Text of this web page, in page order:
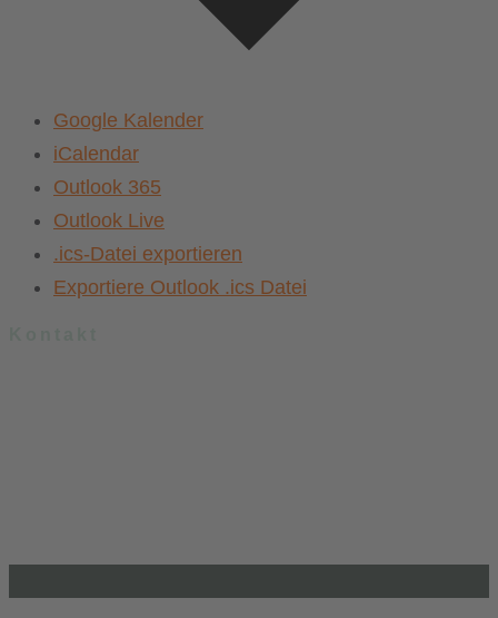
Google Kalender
iCalendar
Outlook 365
Outlook Live
.ics-Datei exportieren
Exportiere Outlook .ics Datei